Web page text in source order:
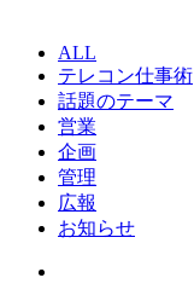
ALL
テレコン仕事術
話題のテーマ
営業
企画
管理
広報
お知らせ